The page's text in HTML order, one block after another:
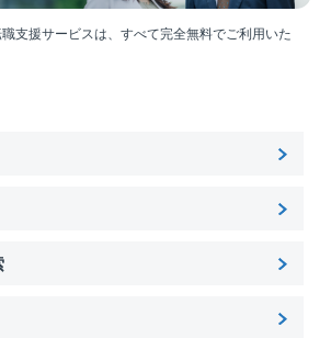
ーンエネルギーの導入を、企画・設
理までトータルソリューション提案
性特性を考慮し、カーボンニュート
ードマップをご提案。
シャルコストを最小限に、従来より
が可能となるため、全国の沢山の自
差し掛かっており、さらに事業を拡
関わることができます。
れない”未来の街づくり提案”を積極的
。
上場の中での事業成長の中核を担え
げているカーボンニュートラルに対
づくり等の一助を担える大変社会貢
関わることができます。
、景況感に左右されない。
支援サービスは、すべて完全無料でご利用いた